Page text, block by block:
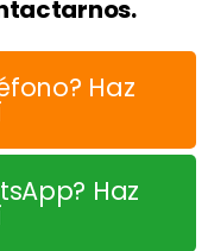
Haz
Haz